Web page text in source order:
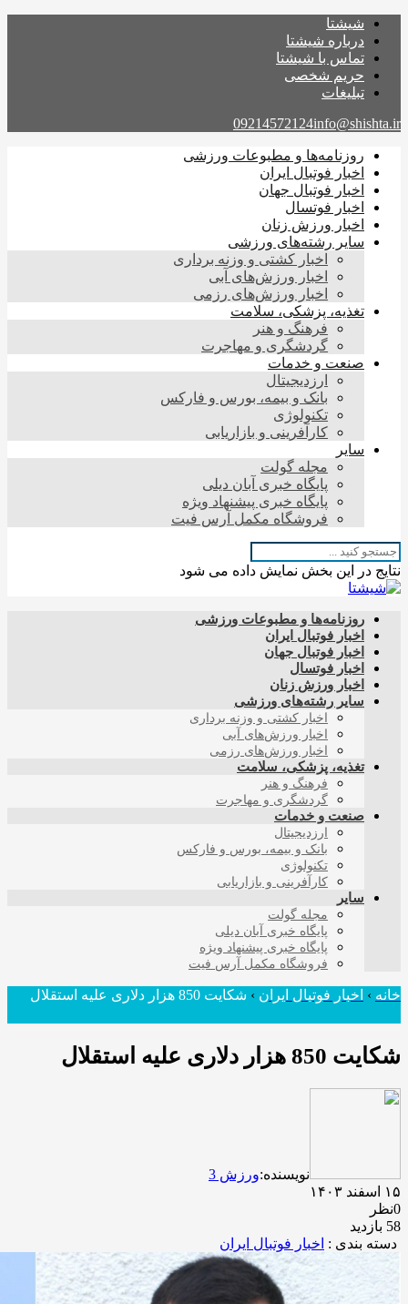
شیشتا
درباره شیشتا
تماس با شیشتا
حریم شخصی
تبلیغات
09214572124info@shishta.ir
روزنامه‌ها و مطبوعات ورزشی
اخبار فوتبال ایران
اخبار فوتبال جهان
اخبار فوتسال
اخبار ورزش زنان
سایر رشته‌های ورزشی
اخبار کشتی و وزنه برداری
اخبار ورزش‌های آبی
اخبار ورزش‌های رزمی
تغذیه، پزشکی، سلامت
فرهنگ و هنر
گردشگری و مهاجرت
صنعت و خدمات
ارزدیجیتال
بانک و بیمه، بورس و فارکس
تکنولوژی
کارآفرینی و بازاریابی
سایر
مجله گولت
پایگاه خبری آبان دیلی
پایگاه خبری پیشنهاد ویژه
فروشگاه مکمل آرس فیت
نتایج در این بخش نمایش داده می شود
روزنامه‌ها و مطبوعات ورزشی
اخبار فوتبال ایران
اخبار فوتبال جهان
اخبار فوتسال
اخبار ورزش زنان
سایر رشته‌های ورزشی
اخبار کشتی و وزنه برداری
اخبار ورزش‌های آبی
اخبار ورزش‌های رزمی
تغذیه، پزشکی، سلامت
فرهنگ و هنر
گردشگری و مهاجرت
صنعت و خدمات
ارزدیجیتال
بانک و بیمه، بورس و فارکس
تکنولوژی
کارآفرینی و بازاریابی
سایر
مجله گولت
پایگاه خبری آبان دیلی
پایگاه خبری پیشنهاد ویژه
فروشگاه مکمل آرس فیت
خانه › اخبار فوتبال ایران › شکایت 850 هزار دلاری علیه استقلال
شکایت 850 هزار دلاری علیه استقلال
نویسنده:ورزش 3
۱۵ اسفند ۱۴۰۳
0نظر
58 بازدید
دسته بندی : اخبار فوتبال ایران